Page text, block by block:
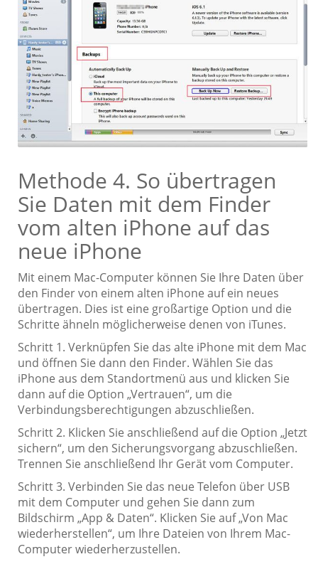
Methode 4. So übertragen
Sie Daten mit dem Finder
vom alten iPhone auf das
neue iPhone
Mit einem Mac-Computer können Sie Ihre Daten über
den Finder von einem alten iPhone auf ein neues
übertragen. Dies ist eine großartige Option und die
Schritte ähneln möglicherweise denen von iTunes.
Schritt 1. Verknüpfen Sie das alte iPhone mit dem Mac
und öffnen Sie dann den Finder. Wählen Sie das
iPhone aus dem Standortmenü aus und klicken Sie
dann auf die Option „Vertrauen“, um die
Verbindungsberechtigungen abzuschließen.
Schritt 2. Klicken Sie anschließend auf die Option „Jetzt
sichern“, um den Sicherungsvorgang abzuschließen.
Trennen Sie anschließend Ihr Gerät vom Computer.
Schritt 3. Verbinden Sie das neue Telefon über USB
mit dem Computer und gehen Sie dann zum
Bildschirm „App & Daten“. Klicken Sie auf „Von Mac
wiederherstellen“, um Ihre Dateien von Ihrem Mac-
Computer wiederherzustellen.